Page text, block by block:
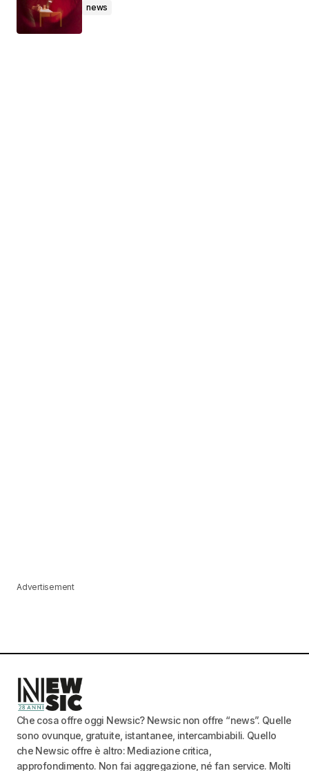
news
Advertisement
Che cosa offre oggi Newsic? Newsic non offre “news”. Quelle
sono ovunque, gratuite, istantanee, intercambiabili. Quello
che Newsic offre è altro: Mediazione critica,
approfondimento. Non fai aggregazione, né fan service. Molti